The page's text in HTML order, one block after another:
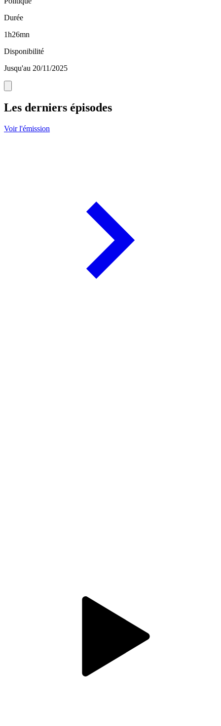
Durée
1h26mn
Disponibilité
Jusqu'au 20/11/2025
Les derniers épisodes
Voir l'émission